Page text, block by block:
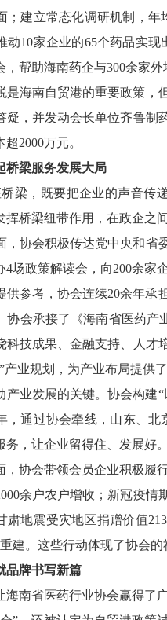
；建立常态化调研机制，
动10家企业的65个药品实
帮助海南药企与300余家
是海南自贸港的重要政策，
疑，并发动会长单位齐鲁制
2000万元。
桥梁服务发展大局
梁，既要把企业的声音传
桥梁纽带作用，在政企之
，协会积极传达党中央和省
4场政策解读会，向200余家
供参考，协会连续20余年
协会承接了《海南省医药产
科技成果、金融支持、人才
业规划，为产业布局提供了
产业发展的关键。协会构建
，通过协会牵线，山东、
，让企业留得住、发展好。
，协会带领会员企业积极履
余户农户增收；新冠疫情
肃地震受灾地区捐赠价值
建。这些行动体现了协会的
品牌书写新篇
海南省医药行业协会赢得了